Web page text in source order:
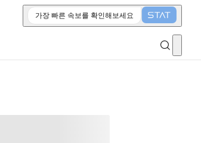
가장 빠른 속보를 확인해보세요